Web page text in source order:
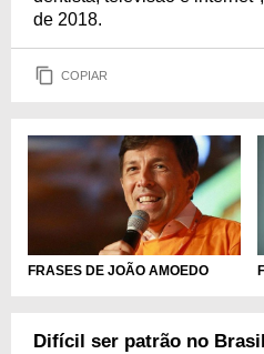
de 2018.
COPIAR
FRASES DE JOÃO AMOEDO
Difícil ser patrão no Brasil